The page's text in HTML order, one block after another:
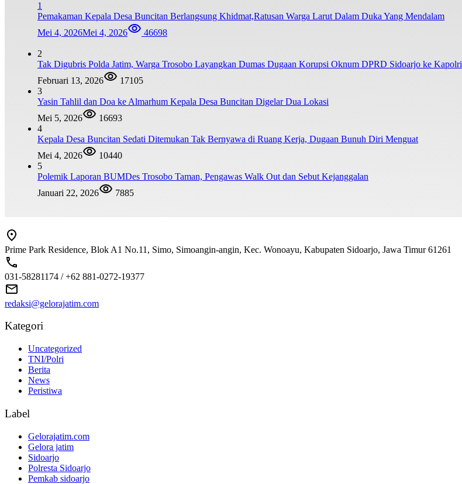
1
Pemakaman Kepala Desa Buncitan Berlangsung Khidmat,Ratusan Warga Larut Dalam Duka Yang Mendalam
Mei 4, 2026Mei 4, 2026 46698
2
Tak Digubris Polda Jatim, Warga Trosobo Layangkan Dumas Dugaan Korupsi Oknum DPRD Sidoarjo ke Kapolri
Februari 13, 2026
17105
3
Yasin Tahlil dan Doa ke Almarhum Kepala Desa Buncitan Digelar Dua Lokasi
Mei 5, 2026
16693
4
Kepala Desa Buncitan Sedati Ditemukan Tak Bernyawa di Ruang Kerja, Dugaan Bunuh Diri Menguat
Mei 4, 2026
10440
5
Polemik Laporan BUMDes Trosobo Taman, Pengawas Walk Out dan Sebut Kejanggalan
Januari 22, 2026
7885
Prime Park Residence, Blok A1 No.11, Simo, Simoangin-angin, Kec. Wonoayu, Kabupaten Sidoarjo, Jawa Timur 61261
031-58281174 / +62 881-0272-19377
redaksi@gelorajatim.com
Kategori
Uncategorized
TNI/Polri
Berita
News
Peristiwa
Label
Gelorajatim.com
Gelora jatim
Sidoarjo
Polresta Sidoarjo
Pemkab sidoarjo